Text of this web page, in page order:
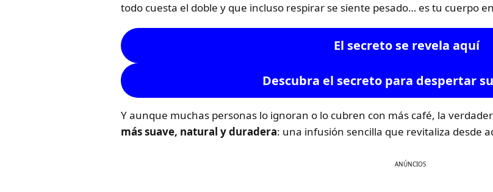
todo cuesta el doble y que incluso respirar se siente pesado… es tu cuerpo
El secreto se revela aquí
Descubra el secreto para despertar
Y aunque muchas personas lo ignoran o lo cubren con más café, la
más suave, natural y duradera: una infusión sencilla que revitaliza desde
ANÚNCIOS